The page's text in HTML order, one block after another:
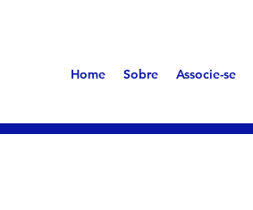
Home Sobre Associe-se